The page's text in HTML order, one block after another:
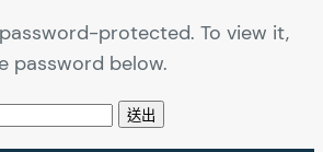
protected. To view it,
password below.